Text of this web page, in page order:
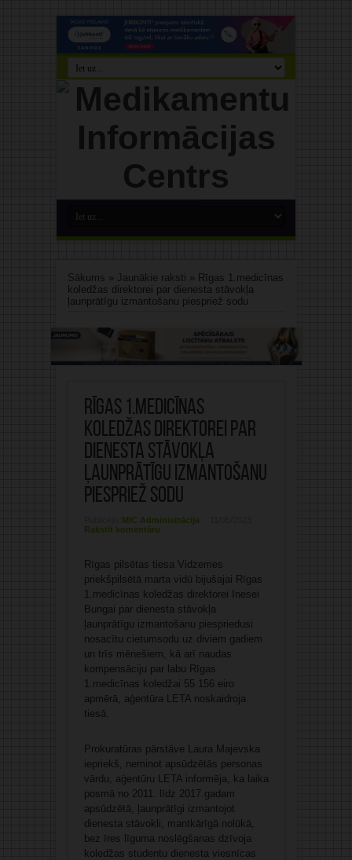
Sākums » Jaunākie raksti » Rīgas 1.medicīnas
koledžas direktorei par dienesta stāvokļa
ļaunprātīgu izmantošanu piespriež sodu
Rīgas 1.medicīnas
koledžas direktorei par
dienesta stāvokļa
ļaunprātīgu izmantošanu
piespriež sodu
MIC Administrācija
Rakstīt komentāru
Rīgas pilsētas tiesa Vidzemes
priekšpilsētā marta vidū bijušajai Rīgas
1.medicīnas koledžas direktorei Inesei
Bungai par dienesta stāvokļa
ļaunprātīgu izmantošanu piespriedusi
nosacītu cietumsodu uz diviem gadiem
un trīs mēnešiem, kā arī naudas
kompensāciju par labu Rīgas
1.medicīnas koledžai 55 156 eiro
apmērā, aģentūra LETA noskaidroja
tiesā.
Prokuratūras pārstāve Laura Majevska
iepriekš, neminot apsūdzētās personas
vārdu, aģentūru LETA informēja, ka laika
posmā no 2011. līdz 2017.gadam
apsūdzētā, ļaunprātīgi izmantojot
dienesta stāvokli, mantkārīgā nolūkā,
bez īres līguma noslēgšanas dzīvoja
koledžas studentu dienesta viesnīcas